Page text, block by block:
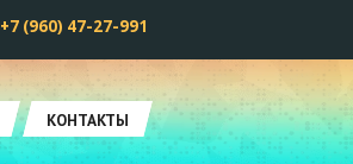
+7 (960) 47-27-991
КОНТАКТЫ